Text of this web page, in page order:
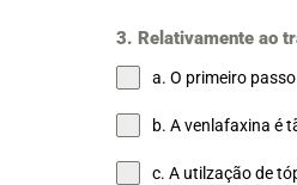
3. Relativamente ao
a. O primeiro
b. A venlafaxina é
c. A utilzação de